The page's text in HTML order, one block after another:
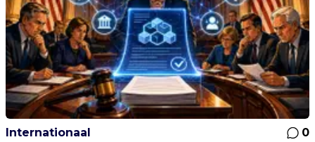
Internationaal 0